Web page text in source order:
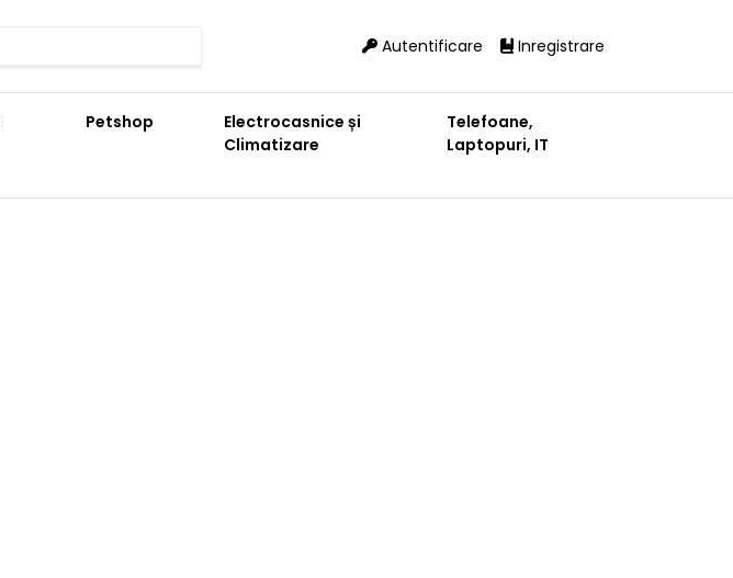
Autentificare Inregistrare
Petshop
Electrocasnice și
Climatizare
Telefoane,
Laptopuri, IT